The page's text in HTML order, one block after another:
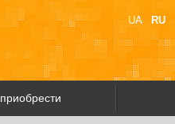
UA RU